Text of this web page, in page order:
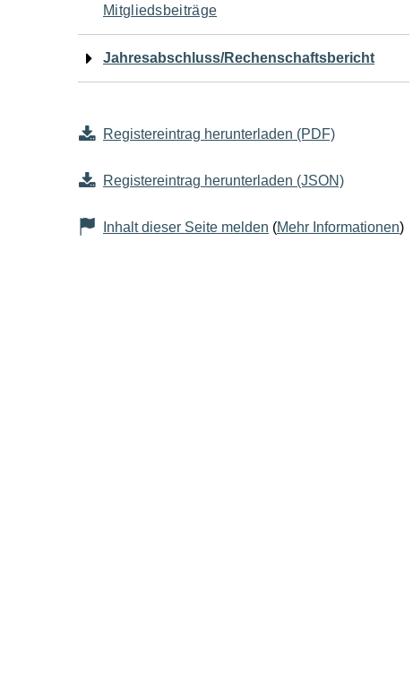
Mitgliedsbeiträge
Jahresabschluss/Rechenschaftsbericht
Registereintrag herunterladen (PDF)
Registereintrag herunterladen (JSON)
Inhalt dieser Seite melden (Mehr Informationen)